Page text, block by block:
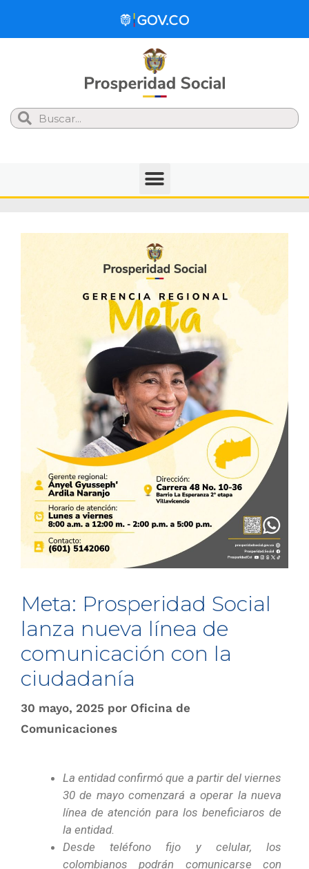
Search
Meta: Prosperidad Social
lanza nueva línea de
comunicación con la
ciudadanía
30 mayo, 2025 por Oficina de
Comunicaciones
La entidad confirmó que a partir del viernes
30 de mayo comenzará a operar la nueva
línea de atención para los beneficiaros de
la entidad.
Desde teléfono fijo y celular, los
colombianos podrán comunicarse con